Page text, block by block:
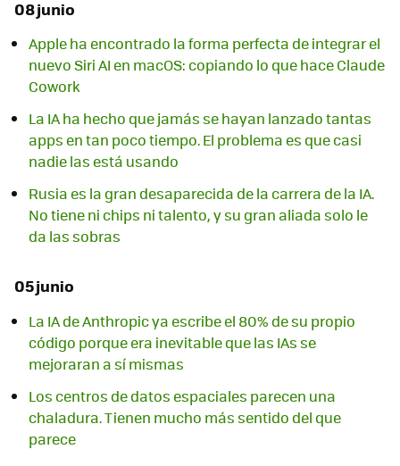
08 junio
Apple ha encontrado la forma perfecta de integrar el
nuevo Siri AI en macOS: copiando lo que hace Claude
Cowork
La IA ha hecho que jamás se hayan lanzado tantas
apps en tan poco tiempo. El problema es que casi
nadie las está usando
Rusia es la gran desaparecida de la carrera de la IA.
No tiene ni chips ni talento, y su gran aliada solo le
da las sobras
05 junio
La IA de Anthropic ya escribe el 80% de su propio
código porque era inevitable que las IAs se
mejoraran a sí mismas
Los centros de datos espaciales parecen una
chaladura. Tienen mucho más sentido del que
parece